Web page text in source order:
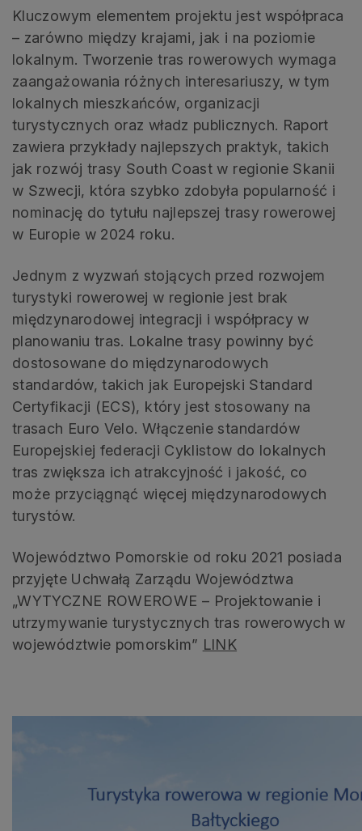
Kluczowym elementem projektu jest współpraca
– zarówno między krajami, jak i na poziomie
lokalnym. Tworzenie tras rowerowych wymaga
zaangażowania różnych interesariuszy, w tym
lokalnych mieszkańców, organizacji
turystycznych oraz władz publicznych. Raport
zawiera przykłady najlepszych praktyk, takich
jak rozwój trasy South Coast w regionie Skanii
w Szwecji, która szybko zdobyła popularność i
nominację do tytułu najlepszej trasy rowerowej
w Europie w 2024 roku.
Jednym z wyzwań stojących przed rozwojem
turystyki rowerowej w regionie jest brak
międzynarodowej integracji i współpracy w
planowaniu tras. Lokalne trasy powinny być
dostosowane do międzynarodowych
standardów, takich jak Europejski Standard
Certyfikacji (ECS), który jest stosowany na
trasach Euro Velo. Włączenie standardów
Europejskiej federacji Cyklistow do lokalnych
tras zwiększa ich atrakcyjność i jakość, co
może przyciągnąć więcej międzynarodowych
turystów.
Województwo Pomorskie od roku 2021 posiada
przyjęte Uchwałą Zarządu Województwa
„WYTYCZNE ROWEROWE – Projektowanie i
utrzymywanie turystycznych tras rowerowych w
województwie pomorskim” LINK